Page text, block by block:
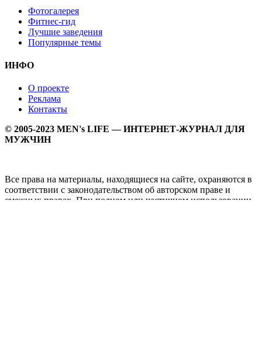
Фотогалерея
Фитнес-гид
Лучшие заведения
Популярные темы
ИНФО
О проекте
Реклама
Контакты
© 2005-2023 MEN's LIFE — ИНТЕРНЕТ-ЖУРНАЛ ДЛЯ
МУЖЧИН
Все права на материалы, находящиеся на сайте, охраняются в
соответствии с законодательством об авторском праве и
смежных правах. При полном или частичном использовании